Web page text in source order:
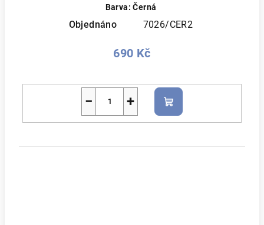
Barva: Černá
Objednáno 7026/CER2
690 Kč
+
−
Do
košíku